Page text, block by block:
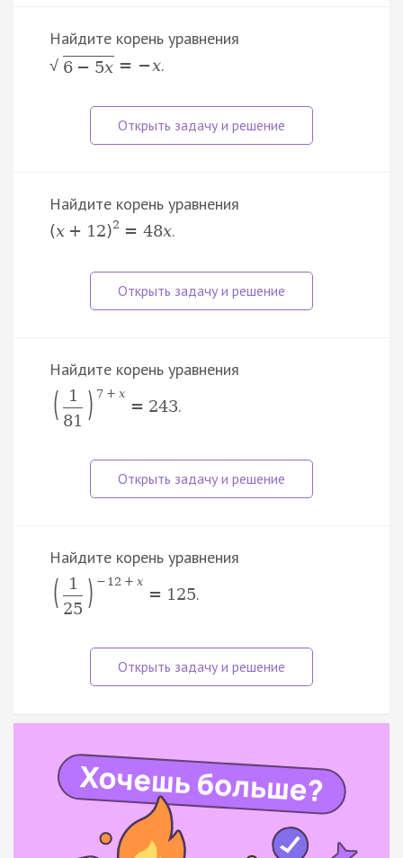
Найдите корень уравнения
√ 6 − 5x = −x.
Найдите корень уравнения
(x + 12)2 = 48x.
Найдите корень уравнения
(
1
81 ) 7 + x
= 243.
Найдите корень уравнения
(
1
25 ) − 12 + x
= 125.